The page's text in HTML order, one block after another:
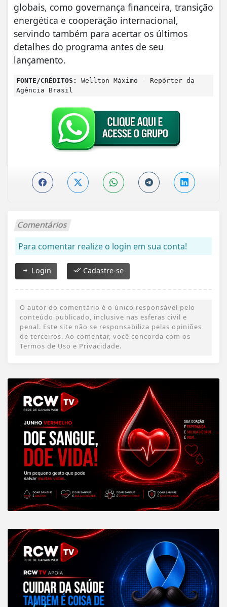
globais, como governança financeira, transição
energética e cooperação internacional,
servindo também para acertar os últimos
detalhes do programa antes de seu
lançamento.
FONTE/CRÉDITOS:
Wellton Máximo - Repórter da
Agência Brasil
Comentários
Para comentar realize o login em sua conta!
Login Cadastre-se
O autor do comentário é o único responsável pelo
conteúdo publicado, inclusive nas esferas civil e
penal. Este site não se responsabiliza pelas opiniões
de terceiros. Ao comentar, você concorda com os
Termos de Uso e Privacidade.